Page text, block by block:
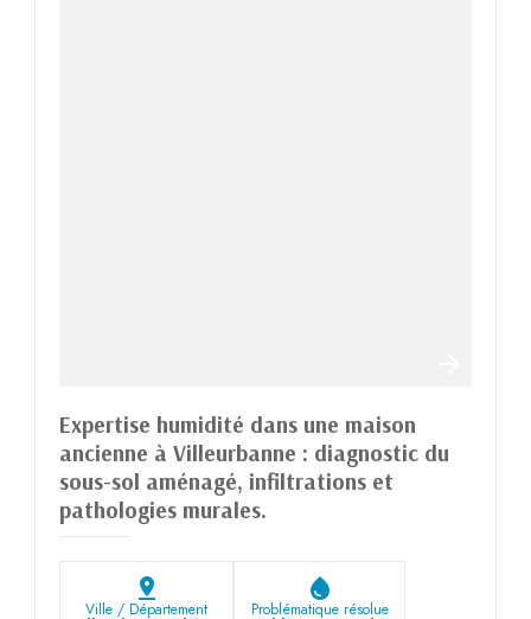
Expertise humidité dans une maison
ancienne à Villeurbanne : diagnostic du
sous-sol aménagé, infiltrations et
pathologies murales.
pin_drop
Ville / Département
water_drop
Problématique résolue